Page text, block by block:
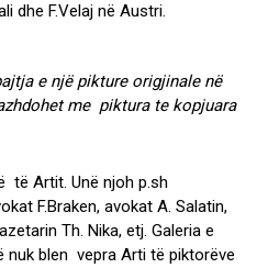
dhe F.Velaj në Austri.
e një pikture origjinale në
me piktura te kopjuara
të Artit. Unë njoh p.sh
F.Braken, avokat A. Salatin,
Th. Nika, etj. Galeria e
nuk blen vepra Arti të piktorëve